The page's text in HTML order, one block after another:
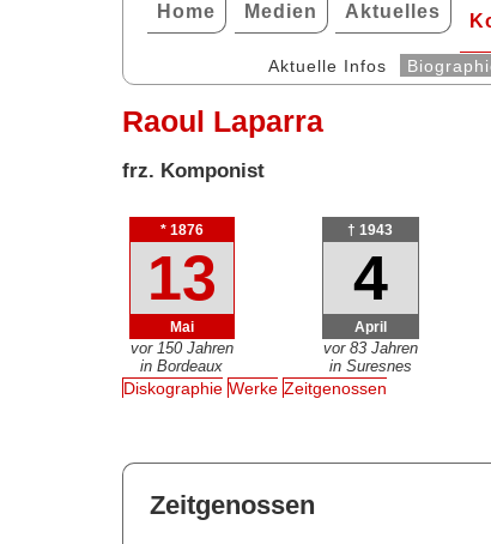
Home Medien Aktuelles
Aktuelle Infos
Raoul Laparra
frz. Komponist
* 1876
13
Mai
vor 150 Jahren
in Bordeaux
† 1943
4
April
vor 83 Jahren
in Suresnes
Diskographie Werke Zeitgenossen
Zeitgenossen